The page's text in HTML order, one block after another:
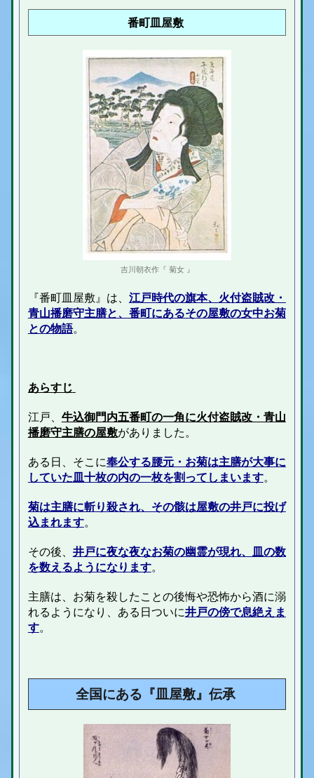
番町皿屋敷
吉川朝衣作『 菊女 』
『番町皿屋敷』は、 江戸時代の旗本、 火付盗賊改・
青山播磨守主膳と、番町にあるその屋敷の女中お菊
との物語。
あらすじ
江戸、 牛込御門内五番町の一角に火付盗賊改・青山
播磨守主膳の屋敷がありました。
ある日、そこに奉公する腰元・お菊は主膳が大事に
していた皿十枚の内の一枚を割って しまいます。
菊は主膳に斬り殺され、その骸は屋敷の井戸に投げ
込まれます。
その後、 井戸に夜な夜なお菊の幽霊が現れ、皿の数
を数えるようになります。
主膳は、お菊を殺したことの後悔や恐怖から酒に溺
れるようになり、ある日ついに井戸の傍で息絶えま
す。
全国にある『皿屋敷』 伝承